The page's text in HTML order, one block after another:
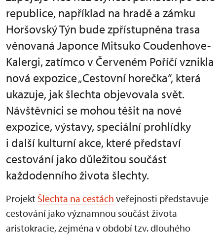
republice, například na hradě a zámku
Horšovský Týn bude zpřístupněna trasa
věnovaná Japonce Mitsuko Coudenhove-
Kalergi, zatímco v Červeném Poříčí vznikla
nová expozice „Cestovní horečka“, která
ukazuje, jak šlechta objevovala svět.
Návštěvníci se mohou těšit na nové
expozice, výstavy, speciální prohlídky
i další kulturní akce, které představí
cestování jako důležitou součást
každodenního života šlechty.
Projekt Šlechta na cestách veřejnosti představuje
cestování jako významnou součást života
aristokracie, zejména v období tzv. dlouhého